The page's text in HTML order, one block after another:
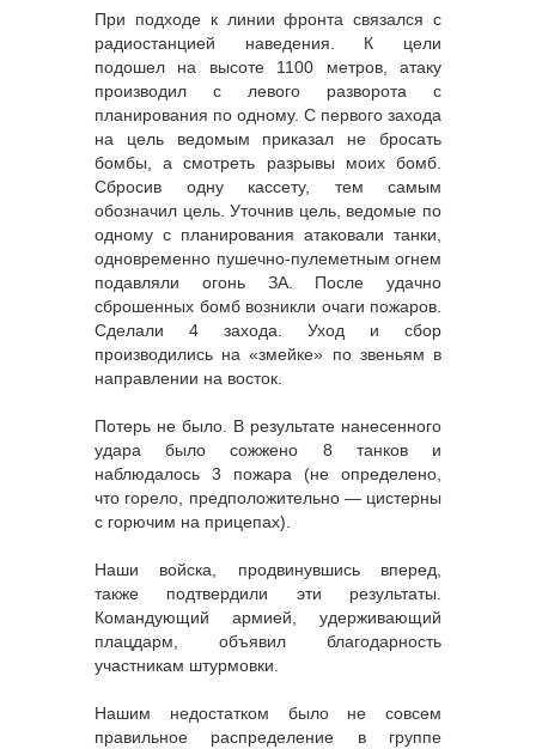
При подходе к линии фронта связался с
радиостанцией наведения. К цели
подошел на высоте 1100 метров, атаку
производил с левого разворота с
планирования по одному. С первого захода
на цель ведомым приказал не бросать
бомбы, а смотреть разрывы моих бомб.
Сбросив одну кассету, тем самым
обозначил цель. Уточнив цель, ведомые по
одному с планирования атаковали танки,
одновременно пушечно-пулеметным огнем
подавляли огонь ЗА. После удачно
сброшенных бомб возникли очаги пожаров.
Сделали 4 захода. Уход и сбор
производились на «змейке» по звеньям в
направлении на восток.
Потерь не было. В результате нанесенного
удара было сожжено 8 танков и
наблюдалось 3 пожара (не определено,
что горело, предположительно — цистерны
с горючим на прицепах).
Наши войска, продвинувшись вперед,
также подтвердили эти результаты.
Командующий армией, удерживающий
плацдарм, объявил благодарность
участникам штурмовки.
Нашим недостатком было не совсем
правильное распределение в группе